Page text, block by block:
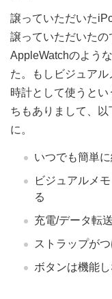
譲っていただいた
譲っていただいた
AppleWatchのよう
た。もしビジュア
時計として使うと
ちもありまして、
に。
いつでも簡単
ビジュアルメ
る
充電/データ転
ストラップが
ボタンは機能